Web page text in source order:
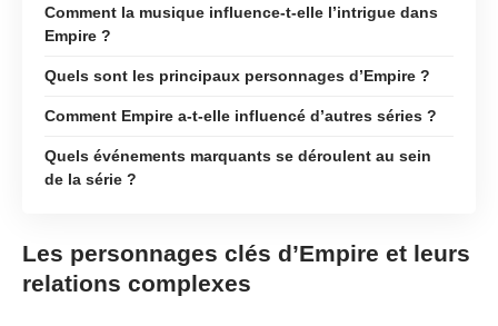
Comment la musique influence-t-elle l’intrigue dans
Empire ?
Quels sont les principaux personnages d’Empire ?
Comment Empire a-t-elle influencé d’autres séries ?
Quels événements marquants se déroulent au sein
de la série ?
Les personnages clés d’Empire et leurs
relations complexes